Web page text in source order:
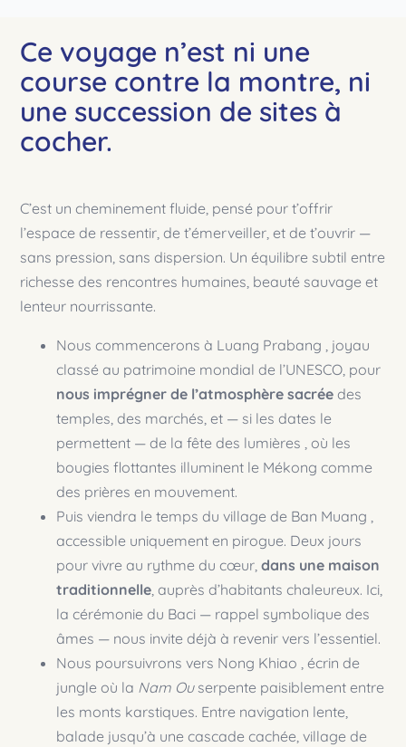
Ce voyage n’est ni une
course contre la montre, ni
une succession de sites à
cocher.
C’est un cheminement fluide, pensé pour t’offrir
l’espace de ressentir, de t’émerveiller, et de t’ouvrir —
sans pression, sans dispersion. Un équilibre subtil entre
richesse des rencontres humaines, beauté sauvage et
lenteur nourrissante.
Nous commencerons à Luang Prabang , joyau
classé au patrimoine mondial de l’UNESCO, pour
nous imprégner de l’atmosphère sacrée des
temples, des marchés, et — si les dates le
permettent — de la fête des lumières , où les
bougies flottantes illuminent le Mékong comme
des prières en mouvement.
Puis viendra le temps du village de Ban Muang ,
accessible uniquement en pirogue. Deux jours
pour vivre au rythme du cœur, dans une maison
traditionnelle, auprès d’habitants chaleureux. Ici,
la cérémonie du Baci — rappel symbolique des
âmes — nous invite déjà à revenir vers l’essentiel.
Nous poursuivrons vers Nong Khiao , écrin de
jungle où la Nam Ouserpente paisiblement entre
les monts karstiques. Entre navigation lente,
balade jusqu’à une cascade cachée, village de